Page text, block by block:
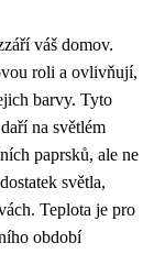
váš domov.
roli a ovlivňují,
barvy. Tyto
na světlém
paprsků, ale ne
světla,
Teplota je pro
období